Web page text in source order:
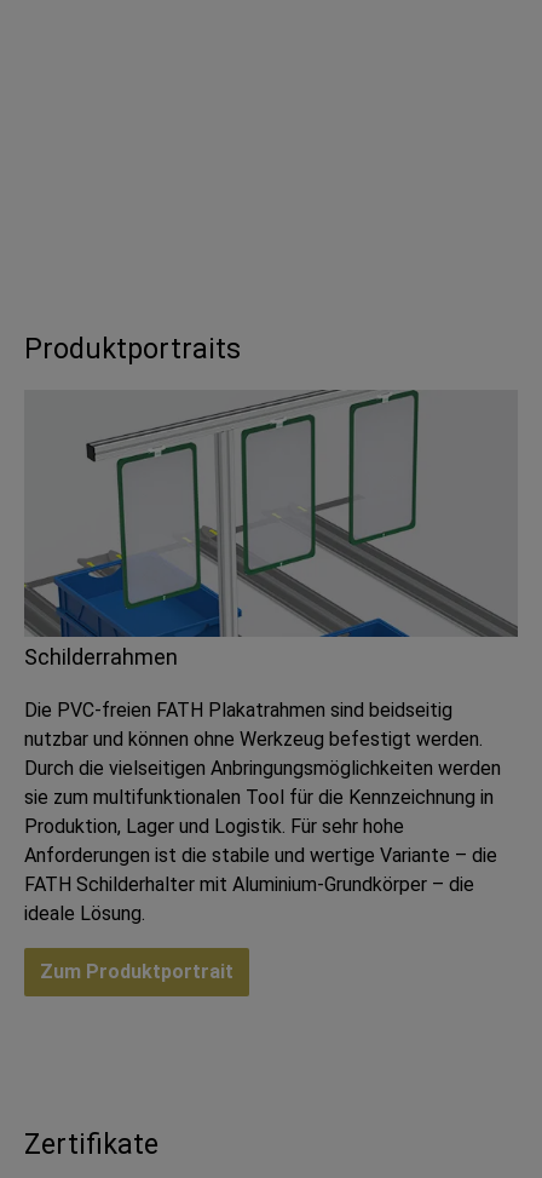
Produktportraits
Schilderrahmen
Die PVC-freien FATH Plakatrahmen sind beidseitig
nutzbar und können ohne Werkzeug befestigt werden.
Durch die vielseitigen Anbringungsmöglichkeiten werden
sie zum multifunktionalen Tool für die Kennzeichnung in
Produktion, Lager und Logistik. Für sehr hohe
Anforderungen ist die stabile und wertige Variante – die
FATH Schilderhalter mit Aluminium-Grundkörper – die
ideale Lösung.
Zum Produktportrait
Zertifikate